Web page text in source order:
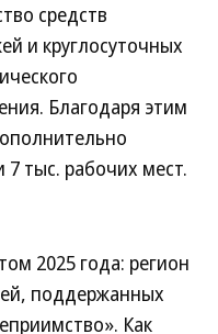
средств
и круглосуточных
Благодаря этим
7 тыс. рабочих мест.
2025 года: регион
поддержанных
Как